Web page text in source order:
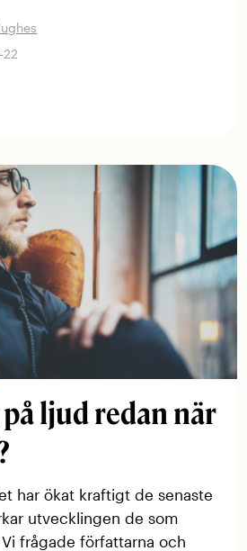
ljud redan när
har ökat kraftigt de senaste
utvecklingen de som
frågade författarna och